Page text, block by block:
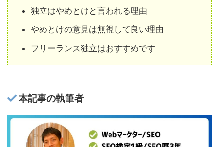
独立はやめとけと言われる理由
やめとけの意見は無視して良い理由
フリーランス独立はおすすめです
本記事の執筆者